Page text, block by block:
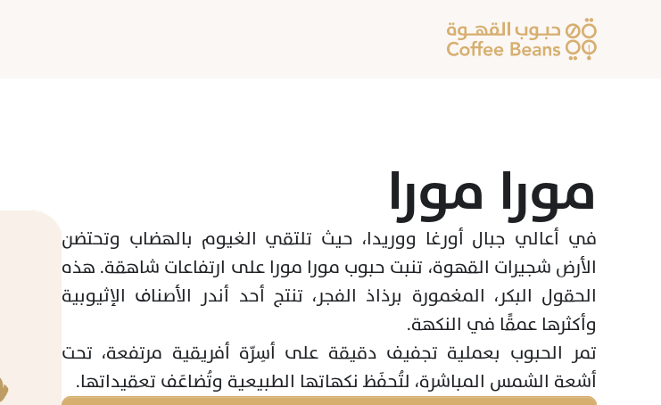
مورا مورا
في أعالي جبال أورغا ووريدا، حيث تلتقي الغيوم بالهضاب وتحتضن
أشعة الشمس المباشرة، لتُحفَظ نكهاتها الطبيعية وتُضاعَف تعقيداتها.